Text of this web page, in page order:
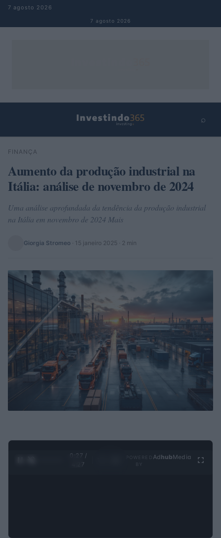
Pular para o conteúdo
7 agosto 2026
7 agosto 2026
⌕
Buscar
FINANÇA
Aumento da produção industrial na
Itália: análise de novembro de 2024
Uma análise aprofundada da tendência da produção industrial
na Itália em novembro de 2024 Mais
Giorgia Stromeo · 15 janeiro 2025 · 2 min
0:27 /
4:27
Ad hubMedia